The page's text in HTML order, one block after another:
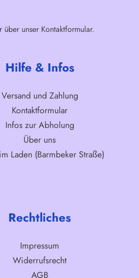
über unser Kontaktformular.
Hilfe & Infos
Versand und Zahlung
Kontaktformular
Infos zur Abholung
Über uns
Laden (Barmbeker Straße)
Rechtliches
Impressum
Widerrufsrecht
AGB